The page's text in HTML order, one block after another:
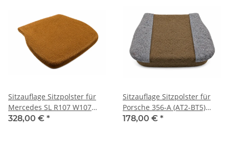
Sitzauflage Sitzpolster für
Mercedes SL R107 W107
Gummikokos
328,00 € *
Sitzauflage Sitzpolster für
Porsche 356-A (AT2-BT5)
Gummikokos
178,00 € *